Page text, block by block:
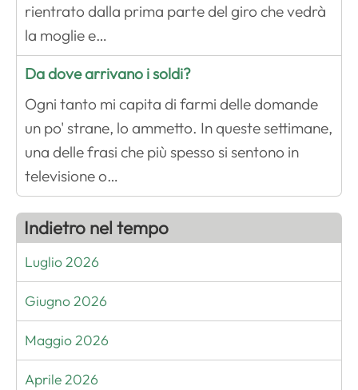
rientrato dalla prima parte del giro che vedrà
la moglie e…
Da dove arrivano i soldi?
Ogni tanto mi capita di farmi delle domande
un po' strane, lo ammetto. In queste settimane,
una delle frasi che più spesso si sentono in
televisione o…
Indietro nel tempo
Luglio 2026
Giugno 2026
Maggio 2026
Aprile 2026